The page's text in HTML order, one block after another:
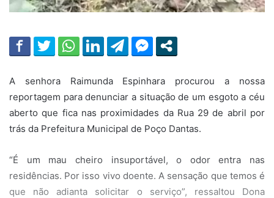
A senhora Raimunda Espinhara procurou a nossa
reportagem para denunciar a situação de um esgoto a céu
aberto que fica nas proximidades da Rua 29 de abril por
trás da Prefeitura Municipal de Poço Dantas.
“É um mau cheiro insuportável, o odor entra nas
residências. Por isso vivo doente. A sensação que temos é
que não adianta solicitar o serviço”, ressaltou Dona